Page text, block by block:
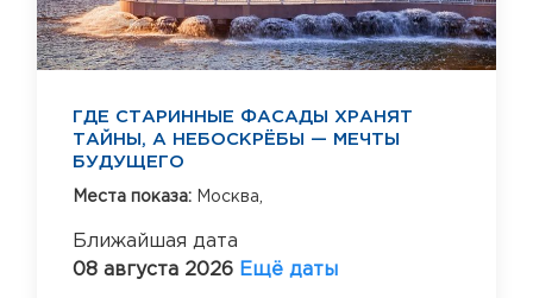
ГДЕ СТАРИННЫЕ ФАСАДЫ ХРАНЯТ
ТАЙНЫ, А НЕБОСКРЁБЫ — МЕЧТЫ
БУДУЩЕГО
Места показа: Москва,
Ближайшая дата
08 августа 2026 Ещё даты